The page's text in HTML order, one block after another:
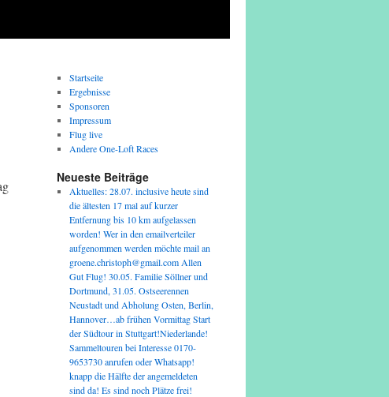
Startseite
Ergebnisse
Sponsoren
Impressum
Flug live
Andere One-Loft Races
Neueste Beiträge
Aktuelles: 28.07. inclusive heute sind
die ältesten 17 mal auf kurzer
Entfernung bis 10 km aufgelassen
worden! Wer in den emailverteiler
aufgenommen werden möchte mail an
groene.christoph@gmail.com Allen
Gut Flug! 30.05. Familie Söllner und
Dortmund, 31.05. Ostseerennen
Neustadt und Abholung Osten, Berlin,
Hannover…ab frühen Vormittag Start
der Südtour in Stuttgart!Niederlande!
Sammeltouren bei Interesse 0170-
9653730 anrufen oder Whatsapp!
knapp die Hälfte der angemeldeten
sind da! Es sind noch Plätze frei!